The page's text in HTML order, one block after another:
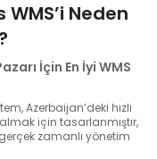
Neden
İçin En İyi WMS
Azerbaijan’deki hızlı
almak için tasarlanmıştır,
zamanlı yönetim